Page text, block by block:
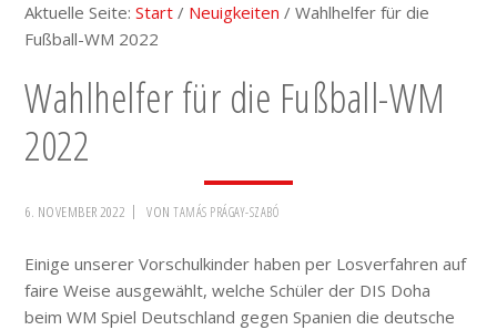
Aktuelle Seite:Start / Neuigkeiten / Wahlhelfer für die
Fußball-WM 2022
Wahlhelfer für die Fußball-WM
2022
6. NOVEMBER 2022 VONTAMÁS PRÁGAY-SZABÓ
Einige unserer Vorschulkinder haben per Losverfahren auf
faire Weise ausgewählt, welche Schüler der DIS Doha
beim WM Spiel Deutschland gegen Spanien die deutsche